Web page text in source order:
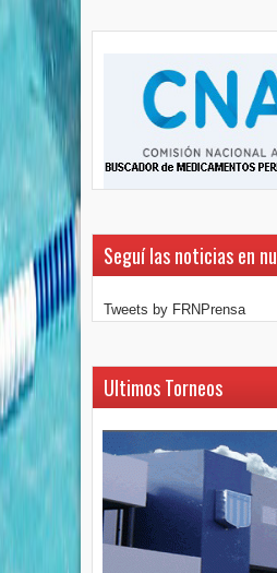
Seguí las noticias en
Tweets by FRNPrensa
Ultimos Torneos